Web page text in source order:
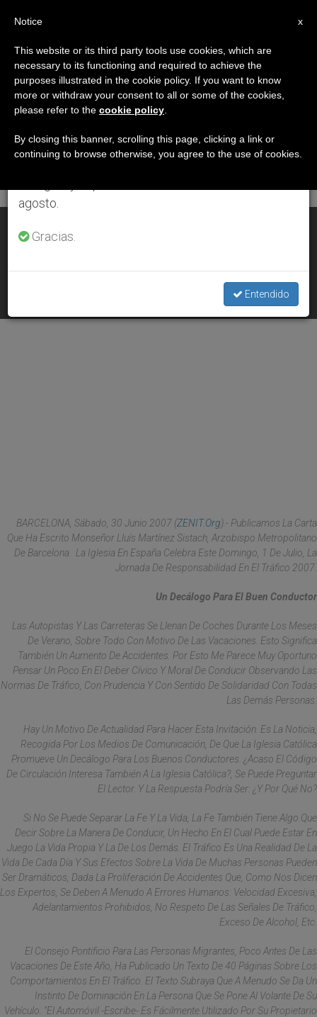
DÍA
Junio 30th, 2007
ÚLTIMAS NOTICIAS
JUN 30, 2007 00:00
BARCELONA, Sábado, 30 Junio 2007 (ZENIT.org).- Publicamos La Carta
Que Ha Escrito Monseñor Lluís Martínez Sistach, Arzobispo Metropolitano
De Barcelona. La Iglesia En España Celebra Este Domingo, 1 De Julio, La
Jornada De Responsabilidad En El Tráfico 2007.
Un Decálogo Para El Buen Conductor
Las Autopistas Y Las Carreteras Se Llenan De Coches Durante Los Meses
De Verano, Sobre Todo Con Motivo De Las Vacaciones. Esto Significa
También Un Aumento De Accidentes. Por Esto Me Parece Muy Oportuno
Pensar Un Poco En El Deber Cívico Y Moral De Conducir Observando Las
Normas De Tráfico, Con Prudencia Y Con Sentido De Solidaridad Con Todas
Las Demás Personas.
Hay Un Motivo De Actualidad Para Hacer Esta Invitación. Es La Noticia,
Recogida Por Los Medios De Comunicación, De Que La Iglesia Católica
Promueve Un Decálogo Para Los Buenos Conductores. ¿Acaso El Código
De Circulación Interesa También A La Iglesia Católica?, Se Puede Preguntar
El Lector. Y La Respuesta Podría Ser: ¿Y Por Qué No?
Si No Se Puede Separar La Fe Y La Vida, La Fe También Tiene Algo Que
Decir Sobre La Manera De Conducir, Un Hecho En El Cual Puede Estar En
Juego La Vida Propia Y La De Los Demás. El Tráfico Es Una Realidad De La
Vida De Cada Día Y Sus Efectos Sobre La Vida De Muchas Personas Pueden
Ser Dramáticos, Dada La Proliferación De Accidentes Que, Como Nos Dicen
Los Expertos, Se Deben A Menudo A Errores Humanos: Velocidad Excesiva,
Adelantamientos Prohibidos, No Respeto De Las Señales De Tráfico,
Exceso De Alcohol, Etc.
El Consejo Pontificio Para Las Personas Migrantes, Poco Antes De Las
Vacaciones De Este Año, Ha Publicado Un Texto De 40 Páginas Sobre Los
Comportamientos En El Tráfico. El Texto Subraya Que A Menudo Se Da Un
Instinto De Dominación En La Persona Que Se Pone Al Volante De Su
Vehículo. "El Automóvil -escribe- Es Fácilmente Utilizado Por Su Propietario
×
Aviso importante
Del 27 de julio al 7 de agosto haremos la pausa
anual, aprovechando que en el periodo de verano
se generan menos informaciones y también el
agosto.
Gracias.
Entendido
x
Notice
This website or its third party tools use cookies, which are
necessary to its functioning and required to achieve the
purposes illustrated in the cookie policy. If you want to know
more or withdraw your consent to all or some of the cookies,
please refer to the cookie policy
By closing this banner, scrolling this page, clicking a link or
continuing to browse otherwise, you agree to the use of cookies.